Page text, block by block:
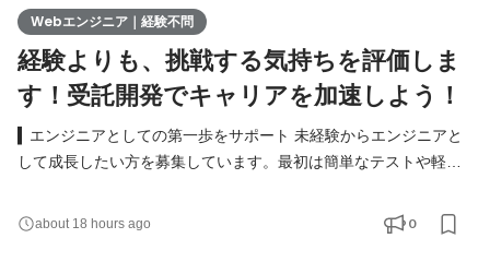
Webエンジニア｜経験不問
経験よりも、挑戦する気持ちを評価しま
す！受託開発でキャリアを加速しよう！
▍エンジニアとしての第一歩をサポート 未経験からエンジニアと
して成長したい方を募集しています。最初は簡単なテストや軽い
身につけられる環境です。 具体的な仕事内容 ● Webアプリや業務
システムのテスト・実装 ● 必要に応じた設計書の作成 ● チームツ
about 18 hours ago 0